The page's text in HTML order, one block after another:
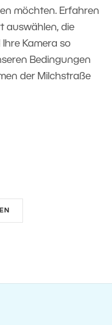
möchten. Erfahren
auswählen, die
Kamera so
Bedingungen
der Milchstraße